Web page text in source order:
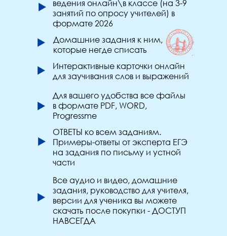
ведения онлайн\в классе (на 3-9
занятий по опросу учителей) в
формате 2026
Домашние задания к ним,
которые негде списать
Интерактивные карточки онлайн
для заучивания слов и выражений
Для вашего удобства все файлы
в формате PDF, WORD,
Progressme
Все аудио и видео, домашние
задания, руководство для учителя,
версии для ученика вы можете
скачать после покупки - ДОСТУП
НАВСЕГДА
ОТВЕТЫ ко всем заданиям.
Примеры-ответы от эксперта ЕГЭ
на задания по письму и устной
части